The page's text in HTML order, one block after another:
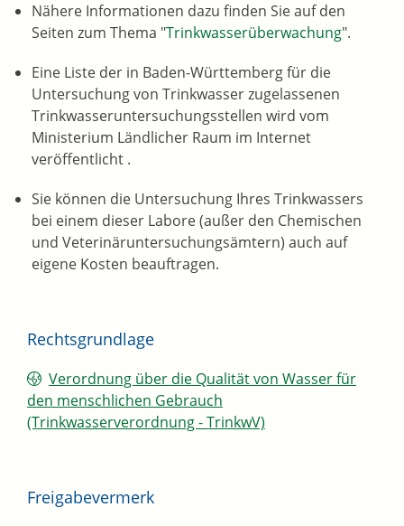
Nähere Informationen dazu finden Sie auf den
Seiten zum Thema "Trinkwasserüberwachung".
Eine Liste der in Baden-Württemberg für die
Untersuchung von Trinkwasser zugelassenen
Trinkwasseruntersuchungsstellen wird vom
Ministerium Ländlicher Raum im Internet
veröffentlicht .
Sie können die Untersuchung Ihres Trinkwassers
bei einem dieser Labore (außer den Chemischen
und Veterinäruntersuchungsämtern) auch auf
eigene Kosten beauftragen.
Rechtsgrundlage
Verordnung über die Qualität von Wasser für
den menschlichen Gebrauch
(Trinkwasserverordnung - TrinkwV)
Freigabevermerk